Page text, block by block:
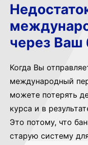
через Ваш
Когда Вы
международный
можете потерять
курса и в
Это потому, что
старую систему